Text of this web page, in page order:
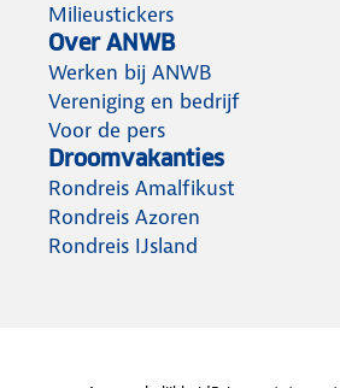
Milieustickers
Over ANWB
Werken bij ANWB
Vereniging en bedrijf
Voor de pers
Droomvakanties
Rondreis Amalfikust
Rondreis Azoren
Rondreis IJsland